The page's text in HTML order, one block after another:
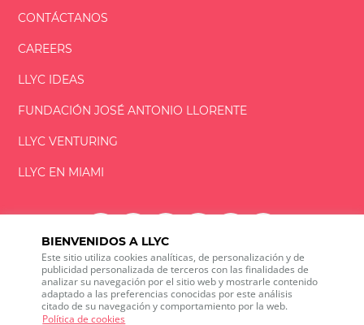
BIENVENIDOS A LLYC
Este sitio utiliza cookies analíticas, de personalización y de
publicidad personalizada de terceros con las finalidades de
analizar su navegación por el sitio web y mostrarle contenido
adaptado a las preferencias conocidas por este análisis
citado de su navegación y comportamiento por la web.
Política de cookies
CONTÁCTANOS
CAREERS
LLYC IDEAS
FUNDACIÓNJOSÉ ANTONIO LLORENTE
LLYC VENTURING
LLYC EN MIAMI
LLYC © 2026 Todos los derechos reservados
ES EN PT BR
600 Brickell Avenue, Suite 2125 Miami, Florida 33131